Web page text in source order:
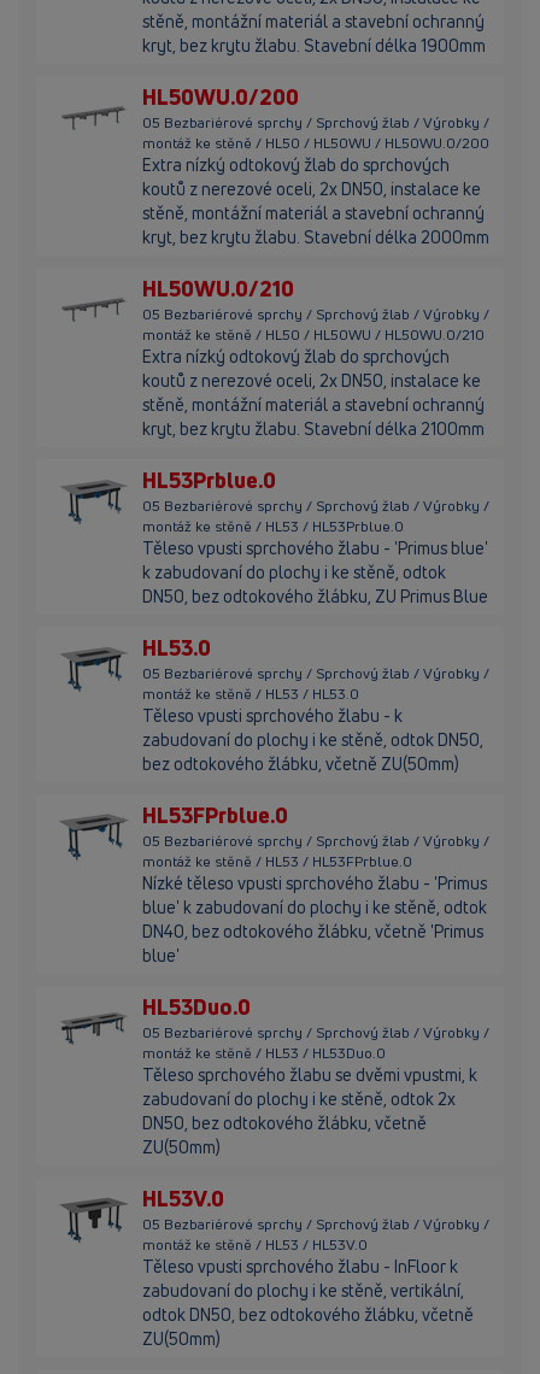
stěně, montážní materiál a stavební ochranný
kryt, bez krytu žlabu. Stavební délka 1900mm
HL50WU.0/200
05 Bezbariérové sprchy / Sprchový žlab / Výrobky /
montáž ke stěně / HL50 / HL50WU / HL50WU.0/200
Extra nízký odtokový žlab do sprchových
koutů z nerezové oceli, 2x DN50, instalace ke
stěně, montážní materiál a stavební ochranný
kryt, bez krytu žlabu. Stavební délka 2000mm
HL50WU.0/210
05 Bezbariérové sprchy / Sprchový žlab / Výrobky /
montáž ke stěně / HL50 / HL50WU / HL50WU.0/210
Extra nízký odtokový žlab do sprchových
koutů z nerezové oceli, 2x DN50, instalace ke
stěně, montážní materiál a stavební ochranný
kryt, bez krytu žlabu. Stavební délka 2100mm
HL53Prblue.0
05 Bezbariérové sprchy / Sprchový žlab / Výrobky /
montáž ke stěně / HL53 / HL53Prblue.0
Těleso vpusti sprchového žlabu - 'Primus blue'
k zabudovaní do plochy i ke stěně, odtok
DN50, bez odtokového žlábku, ZU Primus Blue
HL53.0
05 Bezbariérové sprchy / Sprchový žlab / Výrobky /
montáž ke stěně / HL53 / HL53.0
Těleso vpusti sprchového žlabu - k
zabudovaní do plochy i ke stěně, odtok DN50,
bez odtokového žlábku, včetně ZU(50mm)
HL53FPrblue.0
05 Bezbariérové sprchy / Sprchový žlab / Výrobky /
montáž ke stěně / HL53 / HL53FPrblue.0
Nízké těleso vpusti sprchového žlabu - 'Primus
blue' k zabudovaní do plochy i ke stěně, odtok
DN40, bez odtokového žlábku, včetně 'Primus
blue'
HL53Duo.0
05 Bezbariérové sprchy / Sprchový žlab / Výrobky /
montáž ke stěně / HL53 / HL53Duo.0
Těleso sprchového žlabu se dvěmi vpustmi, k
zabudovaní do plochy i ke stěně, odtok 2x
DN50, bez odtokového žlábku, včetně
ZU(50mm)
HL53V.0
05 Bezbariérové sprchy / Sprchový žlab / Výrobky /
montáž ke stěně / HL53 / HL53V.0
Těleso vpusti sprchového žlabu - InFloor k
zabudovaní do plochy i ke stěně, vertikální,
odtok DN50, bez odtokového žlábku, včetně
ZU(50mm)